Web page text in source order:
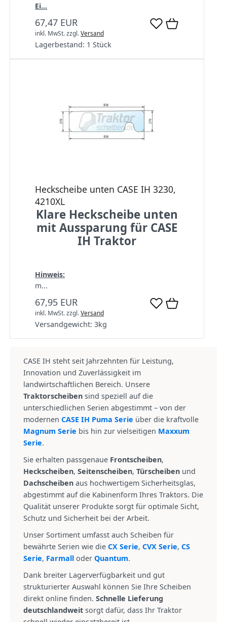
Ei...
67,47 EUR
inkl. MwSt.zzgl.Versand
Lagerbestand: 1 Stück
Heckscheibe unten CASE IH 3230,
4210XL
Klare Heckscheibe unten
mit Aussparung für CASE
IH Traktor
Hinweis:
m...
67,95 EUR
inkl. MwSt.zzgl.Versand
Versandgewicht: 3kg
CASE IH steht seit Jahrzehnten für Leistung,
Innovation und Zuverlässigkeit im
landwirtschaftlichen Bereich. Unsere
Traktorscheiben sind speziell auf die
unterschiedlichen Serien abgestimmt – von der
modernen CASE IH Puma Serie über die kraftvolle
Magnum Serie bis hin zur vielseitigen Maxxum
Serie.
Sie erhalten passgenaue Frontscheiben,
Heckscheiben, Seitenscheiben, Türscheiben und
Dachscheiben aus hochwertigem Sicherheitsglas,
abgestimmt auf die Kabinenform Ihres Traktors. Die
Qualität unserer Produkte sorgt für optimale Sicht,
Schutz und Sicherheit bei der Arbeit.
Unser Sortiment umfasst auch Scheiben für
bewährte Serien wie die CX Serie, CVX Serie, CS
Serie, Farmall oder Quantum.
Dank breiter Lagerverfügbarkeit und gut
strukturierter Auswahl können Sie Ihre Scheiben
direkt online finden. Schnelle Lieferung
deutschlandweit sorgt dafür, dass Ihr Traktor